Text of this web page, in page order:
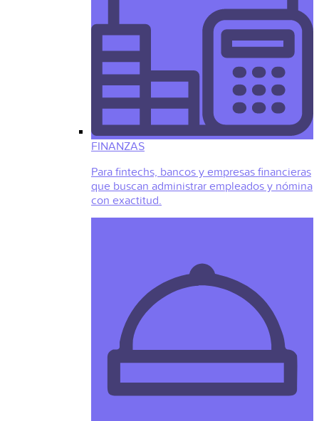
FINANZAS
Para fintechs, bancos y empresas financieras
que buscan administrar empleados y nómina
con exactitud.